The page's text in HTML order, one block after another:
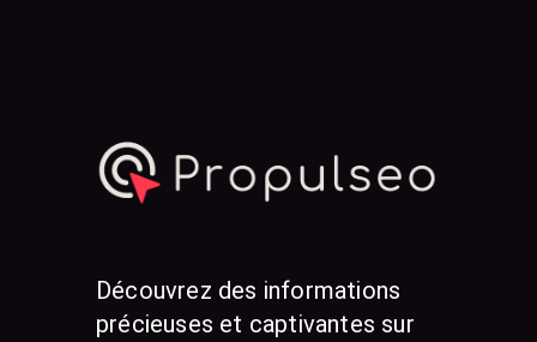
Découvrez des informations
précieuses et captivantes sur